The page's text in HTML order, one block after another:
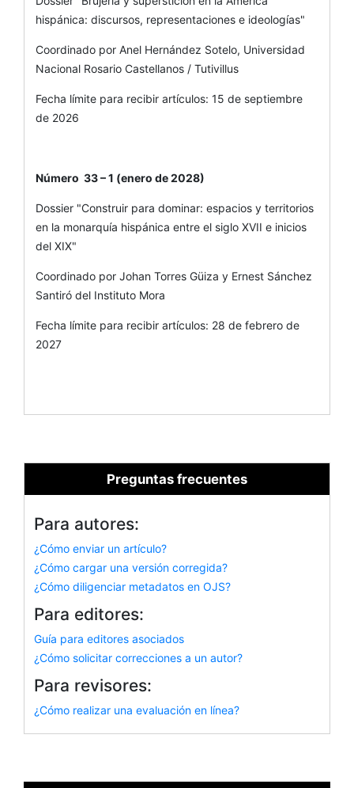
hispánica: discursos, representaciones e ideologías"
Coordinado por Anel Hernández Sotelo, Universidad
Nacional Rosario Castellanos / Tutivillus
Fecha límite para recibir artículos: 15 de septiembre
de 2026
Número 33 – 1 (enero de 2028)
Dossier "Construir para dominar: espacios y territorios
en la monarquía hispánica entre el siglo XVII e inicios
del XIX"
Coordinado por Johan Torres Güiza y Ernest Sánchez
Santiró del Instituto Mora
Fecha límite para recibir artículos: 28 de febrero de
2027
Preguntas frecuentes
Para autores:
¿Cómo enviar un artículo?
¿Cómo cargar una versión corregida?
¿Cómo diligenciar metadatos en OJS?
Para editores:
Guía para editores asociados
¿Cómo solicitar correcciones a un autor?
Para revisores:
¿Cómo realizar una evaluación en línea?